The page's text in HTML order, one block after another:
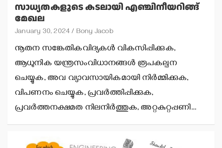
സാധ്യതകളുടെ കടലായി എഞ്ചിനീയറിങ്ങ്
മേഖല
January 30, 2024 Bony Jacob
നൂതന സങ്കേതികവിദ്യകള്‍ വികസിപ്പിക്കുക,
ആധുനിക യന്ത്രസംവിധാനങ്ങള്‍ രൂപകല്പന
ചെയ്യുക, അവ വ്യാവസായികമായി നിര്‍മ്മിക്കുക,
വിപണനം ചെയ്യുക, പ്രവര്‍ത്തിപ്പിക്കുക,
പ്രവര്‍ത്തനക്ഷമത നിലനിര്‍ത്തുക, അറ്റകുറ്റപ്പണി…